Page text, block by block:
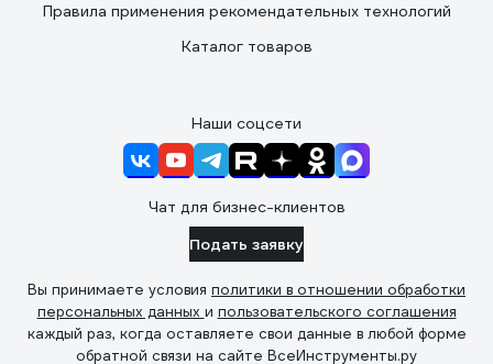
Правила применения рекомендательных технологий
Каталог товаров
Наши соцсети
Чат для бизнес-клиентов
Подать заявку
Вы принимаете условия политики в отношении обработки
персональных данных и пользовательского соглашения
каждый раз, когда оставляете свои данные в любой форме
обратной связи на сайте ВсеИнструменты.ру